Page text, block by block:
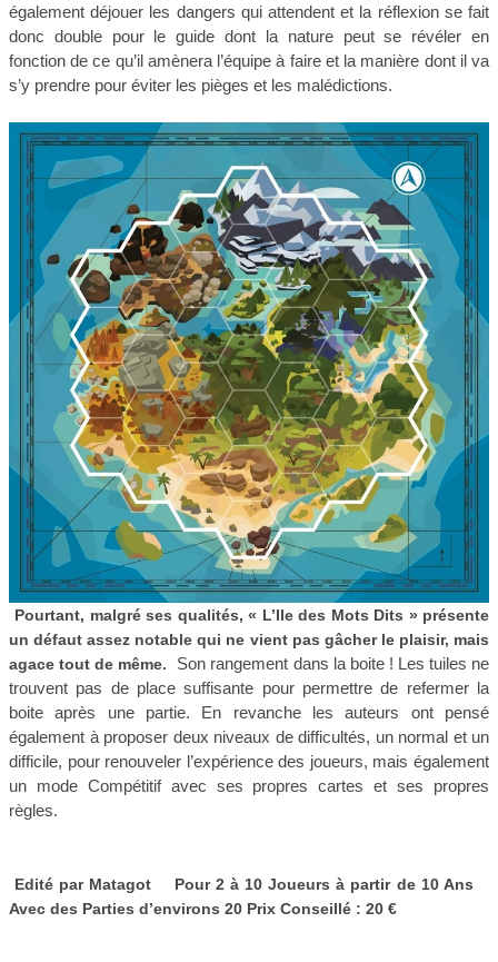
également déjouer les dangers qui attendent et la réflexion se fait
donc double pour le guide dont la nature peut se révéler en
fonction de ce qu’il amènera l’équipe à faire et la manière dont il va
s’y prendre pour éviter les pièges et les malédictions.
Pourtant, malgré ses qualités, « L’Ile des Mots Dits » présente
un défaut assez notable qui ne vient pas gâcher le plaisir, mais
agace tout de même.
Son rangement dans la boite ! Les tuiles ne
trouvent pas de place suffisante pour permettre de refermer la
boite après une partie. En revanche les auteurs ont pensé
également à proposer deux niveaux de difficultés, un normal et un
difficile, pour renouveler l’expérience des joueurs, mais également
un mode Compétitif avec ses propres cartes et ses propres
règles.
Edité par Matagot Pour 2 à 10 Joueurs à partir de 10 Ans
Avec des Parties d’environs 20 Prix Conseillé : 20 €